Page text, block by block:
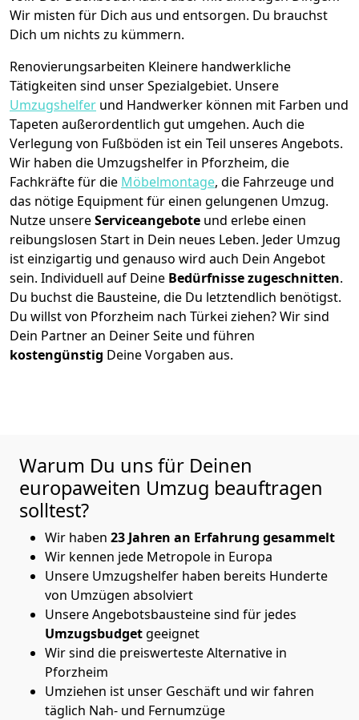
Wir misten für Dich aus und entsorgen. Du brauchst
Dich um nichts zu kümmern.
Renovierungsarbeiten Kleinere handwerkliche
Tätigkeiten sind unser Spezialgebiet. Unsere
Umzugshelfer und Handwerker können mit Farben und
Tapeten außerordentlich gut umgehen. Auch die
Verlegung von Fußböden ist ein Teil unseres Angebots.
Wir haben die Umzugshelfer in Pforzheim, die
Fachkräfte für die Möbelmontage, die Fahrzeuge und
das nötige Equipment für einen gelungenen Umzug.
Nutze unsereServiceangebote und erlebe einen
reibungslosen Start in Dein neues Leben. Jeder Umzug
ist einzigartig und genauso wird auch Dein Angebot
sein. Individuell auf Deine Bedürfnisse zugeschnitten.
Du buchst die Bausteine, die Du letztendlich benötigst.
Du willst von Pforzheim nach Türkei ziehen? Wir sind
Dein Partner an Deiner Seite und führen
kostengünstig Deine Vorgaben aus.
Warum Du uns für Deinen
europaweiten Umzug beauftragen
solltest?
Wir haben 23 Jahren an Erfahrung gesammelt
Wir kennen jede Metropole in Europa
Unsere Umzugshelfer haben bereits Hunderte
von Umzügen absolviert
Unsere Angebotsbausteine sind für jedes
Umzugsbudgetgeeignet
Wir sind die preiswerteste Alternative in
Pforzheim
Umziehen ist unser Geschäft und wir fahren
täglich Nah- und Fernumzüge